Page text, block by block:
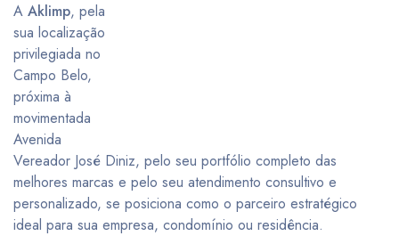
A Aklimp, pela
sua localização
privilegiada no
Campo Belo,
próxima à
movimentada
Avenida
Vereador José Diniz, pelo seu portfólio completo das
melhores marcas e pelo seu atendimento consultivo e
personalizado, se posiciona como o parceiro estratégico
ideal para sua empresa, condomínio ou residência.